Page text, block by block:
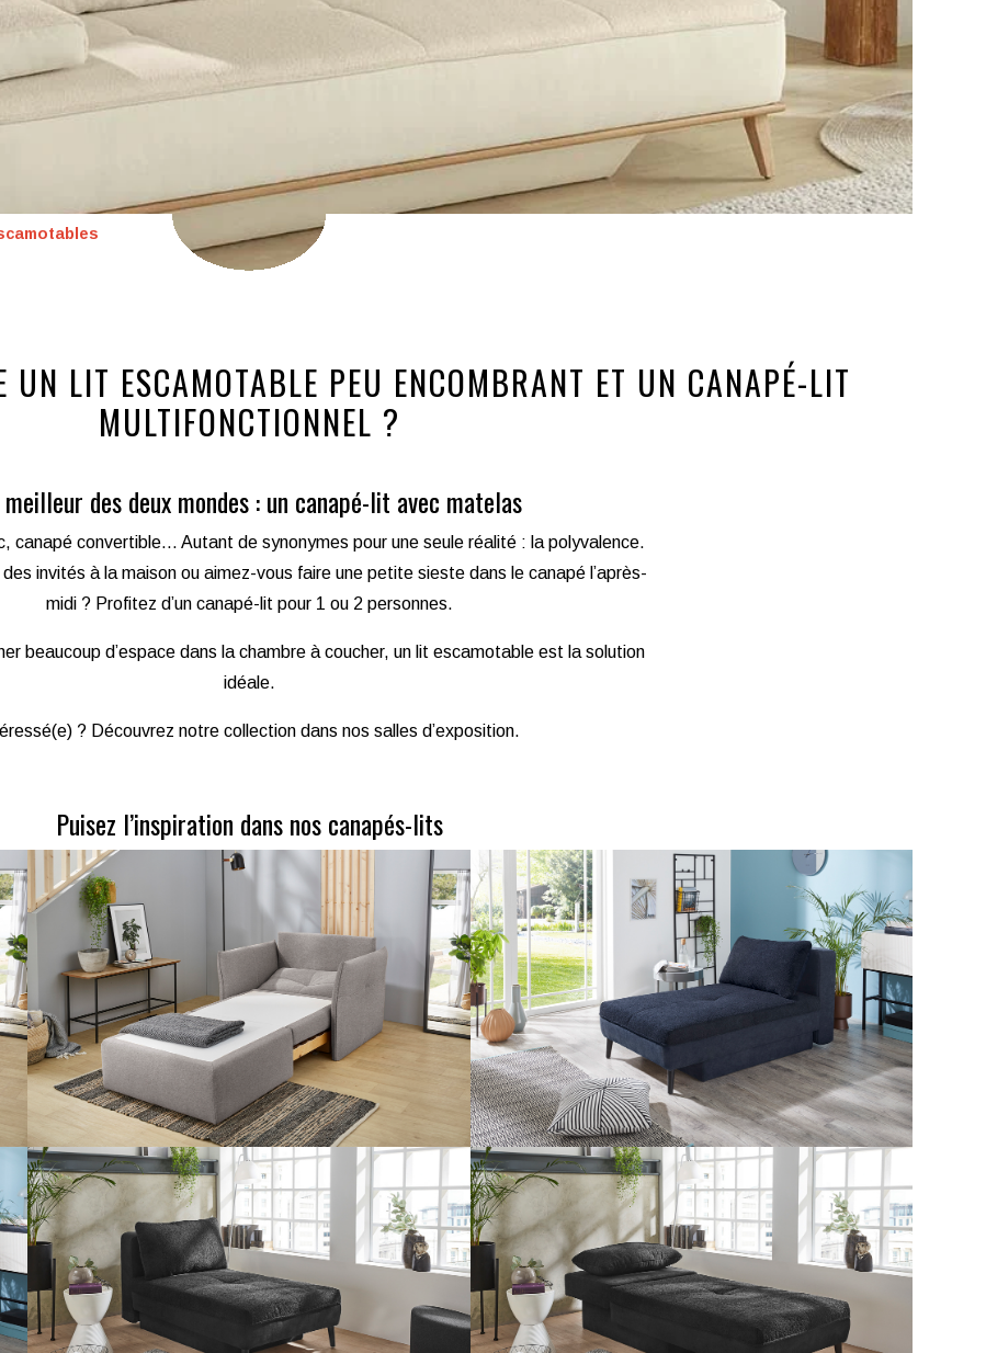
UN LIT ESCAMOTABLE PEU ENCOMBRANT ET UN CANAPÉ-LIT
MULTIFONCTIONNEL ?
meilleur des deux mondes : un canapé-lit avec matelas
canapé convertible… Autant de synonymes pour une seule réalité : la polyvalence.
invités à la maison ou aimez-vous faire une petite sieste dans le canapé l’après-
midi ? Profitez d’un canapé-lit pour 1 ou 2 personnes.
beaucoup d’espace dans la chambre à coucher, un lit escamotable est la solution
idéale.
? Découvrez notre collection dans nos salles d’exposition.
Puisez l’inspiration dans nos canapés-lits